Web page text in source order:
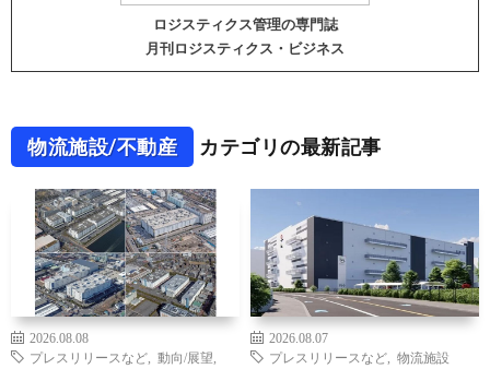
ロジスティクス管理の専門誌
月刊ロジスティクス・ビジネス
物流施設/不動産 カテゴリの最新記事
2026.08.08
プレスリリースなど
動向/展望
2026.08.07
プレスリリースなど
物流施設